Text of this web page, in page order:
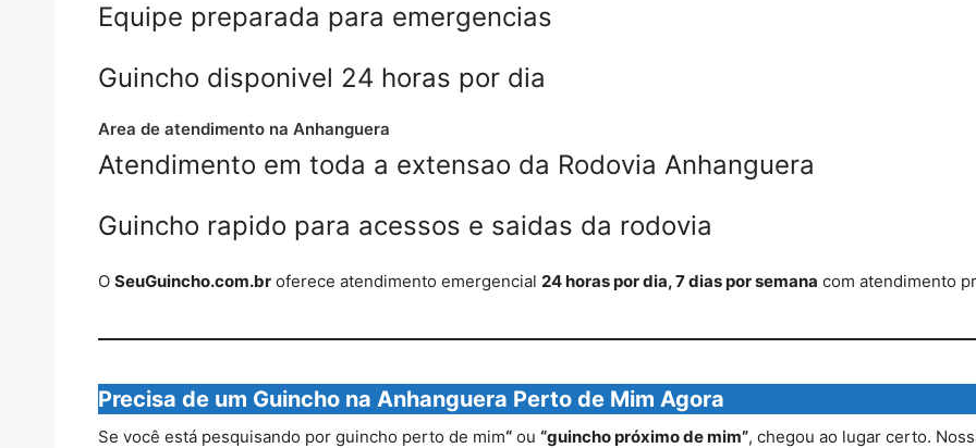
Equipe preparada para emergencias
Guincho disponivel 24 horas por dia
Area de atendimento na Anhanguera
Atendimento em toda a extensao da Rodovia Anhanguera
Guincho rapido para acessos e saidas da rodovia
O SeuGuincho.com.broferece atendimento emergencial 24 horas por dia, 7 dias por semana com atendimento
Precisa de um Guincho na Anhanguera Perto de Mim Agora
Se você está pesquisando por guincho perto de mim“ou “guincho próximo de mim”, chegou ao lugar certo.